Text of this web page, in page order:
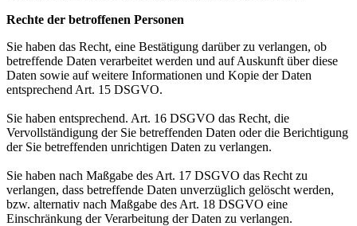
Rechte der betroffenen Personen
Sie haben das Recht, eine Bestätigung darüber zu verlangen, ob
betreffende Daten verarbeitet werden und auf Auskunft über diese
Daten sowie auf weitere Informationen und Kopie der Daten
entsprechend Art. 15 DSGVO.
Sie haben entsprechend. Art. 16 DSGVO das Recht, die
Vervollständigung der Sie betreffenden Daten oder die Berichtigung
der Sie betreffenden unrichtigen Daten zu verlangen.
Sie haben nach Maßgabe des Art. 17 DSGVO das Recht zu
verlangen, dass betreffende Daten unverzüglich gelöscht werden,
bzw. alternativ nach Maßgabe des Art. 18 DSGVO eine
Einschränkung der Verarbeitung der Daten zu verlangen.